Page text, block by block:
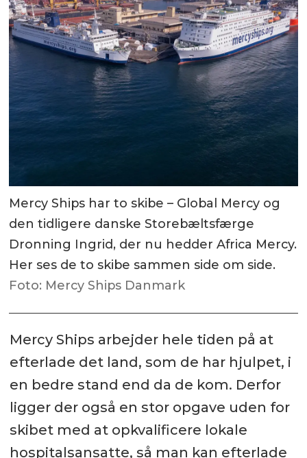
Mercy Ships har to skibe – Global Mercy og
den tidligere danske Storebæltsfærge
Dronning Ingrid, der nu hedder Africa Mercy.
Her ses de to skibe sammen side om side.
Foto: Mercy Ships Danmark
Mercy Ships arbejder hele tiden på at
efterlade det land, som de har hjulpet, i
en bedre stand end da de kom. Derfor
ligger der også en stor opgave uden for
skibet med at opkvalificere lokale
hospitalsansatte, så man kan efterlade